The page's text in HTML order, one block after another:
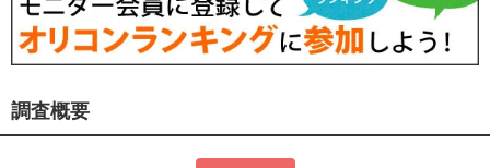
調査概要